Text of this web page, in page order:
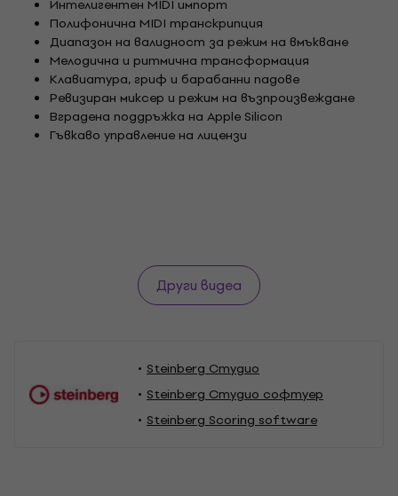
Интелигентен MIDI импорт
Полифонична MIDI транскрипция
Диапазон на валидност за режим на вмъкване
Мелодична и ритмична трансформация
Клавиатура, гриф и барабанни падове
Ревизиран миксер и режим на възпроизвеждане
Вградена поддръжка на Apple Silicon
Гъвкаво управление на лицензи
Други видеа
Steinberg Студио
Steinberg Студио софтуер
Steinberg Scoring software